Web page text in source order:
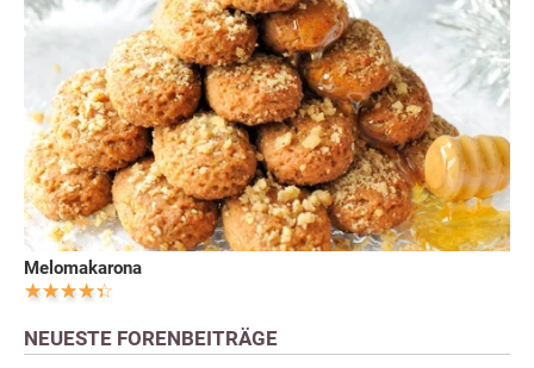
Melomakarona
NEUESTE FORENBEITRÄGE